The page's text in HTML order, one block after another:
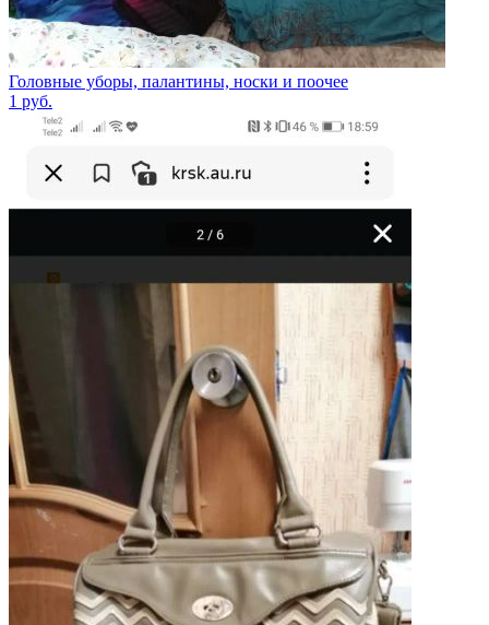
Головные уборы, палантины, носки и поочее
1 руб.